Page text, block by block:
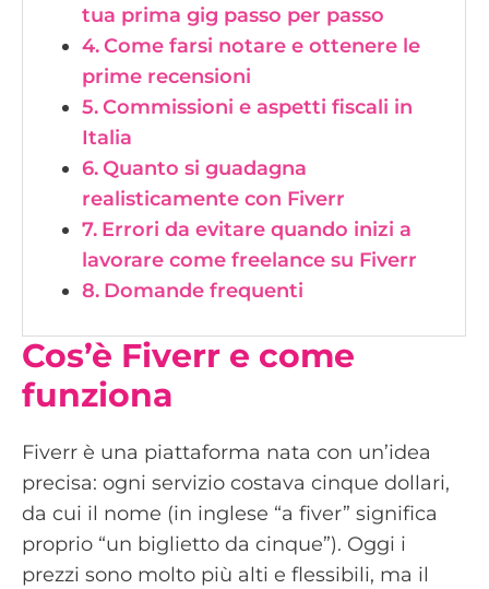
tua prima gig passo per passo
Come farsi notare e ottenere le
prime recensioni
Commissioni e aspetti fiscali in
Italia
Quanto si guadagna
realisticamente con Fiverr
Errori da evitare quando inizi a
lavorare come freelance su Fiverr
Domande frequenti
Cos’è Fiverr e come
funziona
Fiverr è una piattaforma nata con un’idea
precisa: ogni servizio costava cinque dollari,
da cui il nome (in inglese “a fiver” significa
proprio “un biglietto da cinque”). Oggi i
prezzi sono molto più alti e flessibili, ma il